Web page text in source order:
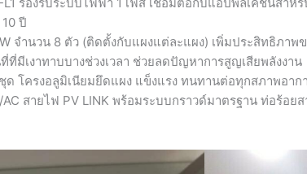
ปี
จำนวน 8 ตัว (ติดตั้งกับแผงแต่ละแผง) เพิ่มประสิทธิภาพ
มีเงาทาบบางช่วงเวลา ช่วยลดปัญหาการสูญเสียพลังงาน
โครงอลูมิเนียมยึดแผง แข็งแรง ทนทานต่อทุกสภาพอาก
สายไฟ PV LINK พร้อมระบบกราวด์มาตรฐาน ท่อร้อยส